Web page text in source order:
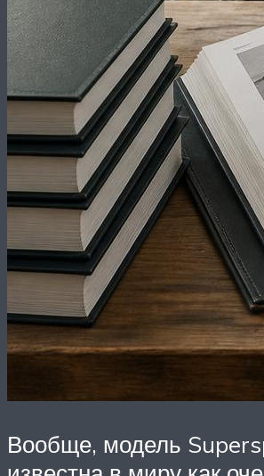
Вообще, модель